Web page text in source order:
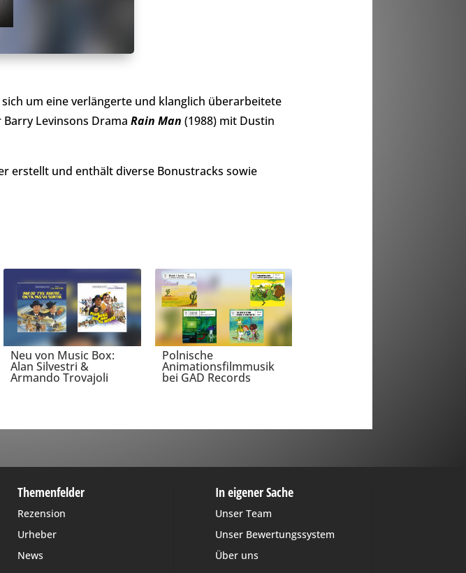
um eine verlängerte und klanglich überarbeitete
Levinsons Drama Rain Man (1988) mit Dustin
erstellt und enthält diverse Bonustracks sowie
Neu von Music Box:
Alan Silvestri &
Armando Trovajoli
Polnische
Animationsfilmmusik
bei GAD Records
Themenfelder
Rezension
Urheber
News
In eigener Sache
Unser Team
Unser Bewertungssystem
Über uns